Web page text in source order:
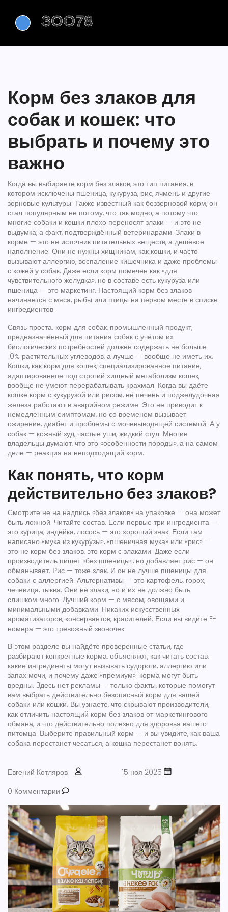
Корм без злаков для
собак и кошек: что
выбрать и почему это
важно
Когда вы выбираете корм без злаков, это тип питания, в
котором исключены пшеница, кукуруза, рис, ячмень и другие
зерновые культуры. Также известный как беззерновой корм, он
стал популярным не потому, что так модно, а потому что
многие собаки и кошки плохо переносят злаки — и это не
выдумка, а факт, подтверждённый ветеринарами. Злаки в
корме — это не источник питательных веществ, а дешёвое
наполнение. Они не нужны хищникам, как кошки, и часто
вызывают аллергию, воспаление кишечника и даже проблемы
с кожей у собак. Даже если корм помечен как «для
чувствительного желудка», но в составе есть кукуруза или
пшеница — это маркетинг. Настоящий корм без злаков
начинается с мяса, рыбы или птицы на первом месте в списке
ингредиентов.
Связь проста: корм для собак, промышленный продукт,
предназначенный для питания собак с учётом их
биологических потребностей должен содержать не больше
10% растительных углеводов, а лучше — вообще не иметь их.
Кошки, как корм для кошек, специализированное питание,
адаптированное под строгий хищный метаболизм кошек,
вообще не умеют перерабатывать крахмал. Когда вы даёте
кошке корм с кукурузой или рисом, её печень и поджелудочная
железа работают в аварийном режиме. Это не приводит к
немедленным симптомам, но со временем вызывает
ожирение, диабет и проблемы с мочевыводящей системой. А у
собак — кожный зуд, частые уши, жидкий стул. Многие
владельцы думают, что это «особенности породы», а на самом
деле — реакция на неподходящий корм.
Как понять, что корм
действительно без злаков?
Смотрите не на надпись «без злаков» на упаковке — она может
быть ложной. Читайте состав. Если первые три ингредиента —
это курица, индейка, лосось — это хороший знак. Если там
написано «мука из кукурузы», «пшеничная мука» или «рис» —
это не корм без злаков, это корм с злаками. Даже если
производитель пишет «без пшеницы», но добавляет рис — он
обманывает. Рис — тоже злак. И он не лучше пшеницы для
собаки с аллергией. Альтернативы — это картофель, горох,
чечевица, тыква. Они не злаки, но и их не должно быть
слишком много. Лучший корм — с мясом, овощами и
минимальными добавками. Никаких искусственных
ароматизаторов, консервантов, красителей. Если вы видите E-
номера — это тревожный звоночек.
В этом разделе вы найдёте проверенные статьи, где
разбирают конкретные корма, объясняют, как читать состав,
какие ингредиенты могут вызывать судороги, аллергию или
запах мочи, и почему даже «премиум»-корма могут быть
вредны. Здесь нет рекламы — только факты, которые помогут
вам выбрать действительно безопасный корм для вашей
собаки или кошки. Вы узнаете, что скрывают производители,
как отличить настоящий корм без злаков от маркетингового
обмана, и что действительно полезно для здоровья вашего
питомца. Выберите правильный корм — и вы увидите, как ваша
собака перестанет чесаться, а кошка перестанет вонять.
Евгений Котляров
15 ноя 2025
0 Комментарии